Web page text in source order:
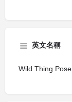
英文名稱
Wild Thing Pose